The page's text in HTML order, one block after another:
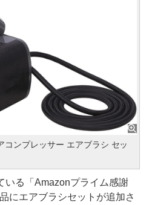
コンプレッサー エアブラシ セッ
る「Amazonプライム感謝
にエアブラシセットが追加さ